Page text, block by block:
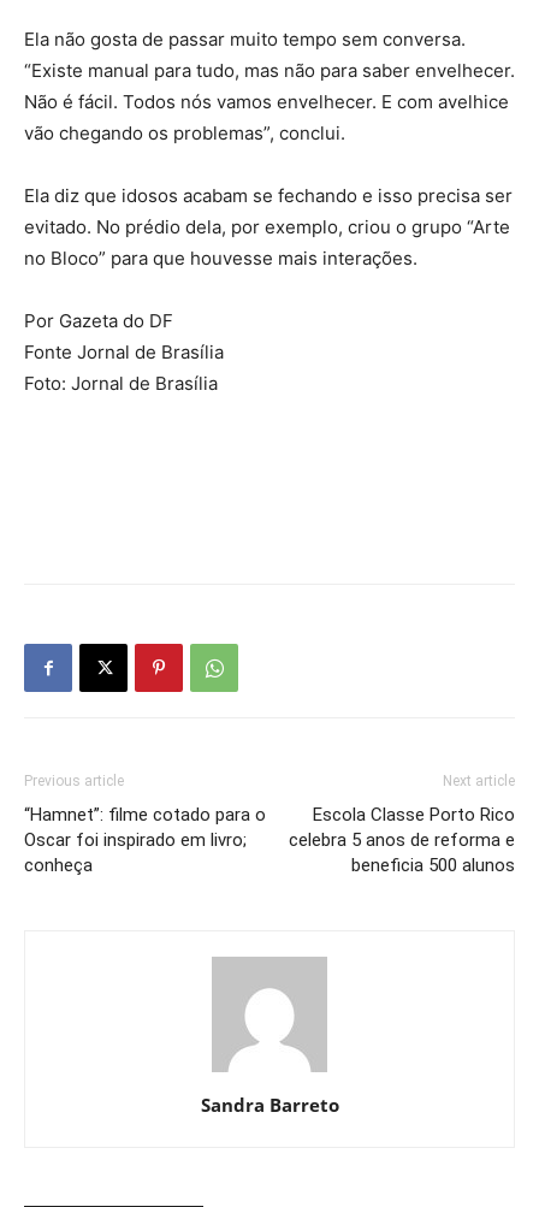
Ela não gosta de passar muito tempo sem conversa.
“Existe manual para tudo, mas não para saber envelhecer.
Não é fácil. Todos nós vamos envelhecer. E com avelhice
vão chegando os problemas”, conclui.
Ela diz que idosos acabam se fechando e isso precisa ser
evitado. No prédio dela, por exemplo, criou o grupo “Arte
no Bloco” para que houvesse mais interações.
Por Gazeta do DF
Fonte Jornal de Brasília
Foto: Jornal de Brasília
Previous article
“Hamnet”: filme cotado para o
Oscar foi inspirado em livro;
conheça
Next article
Escola Classe Porto Rico
celebra 5 anos de reforma e
beneficia 500 alunos
Sandra Barreto